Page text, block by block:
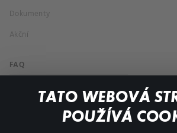
TATO WEBOVÁ
POUŽÍVÁ
Dokumenty
Akční
FAQ
Můj účet
Důležité odkazy